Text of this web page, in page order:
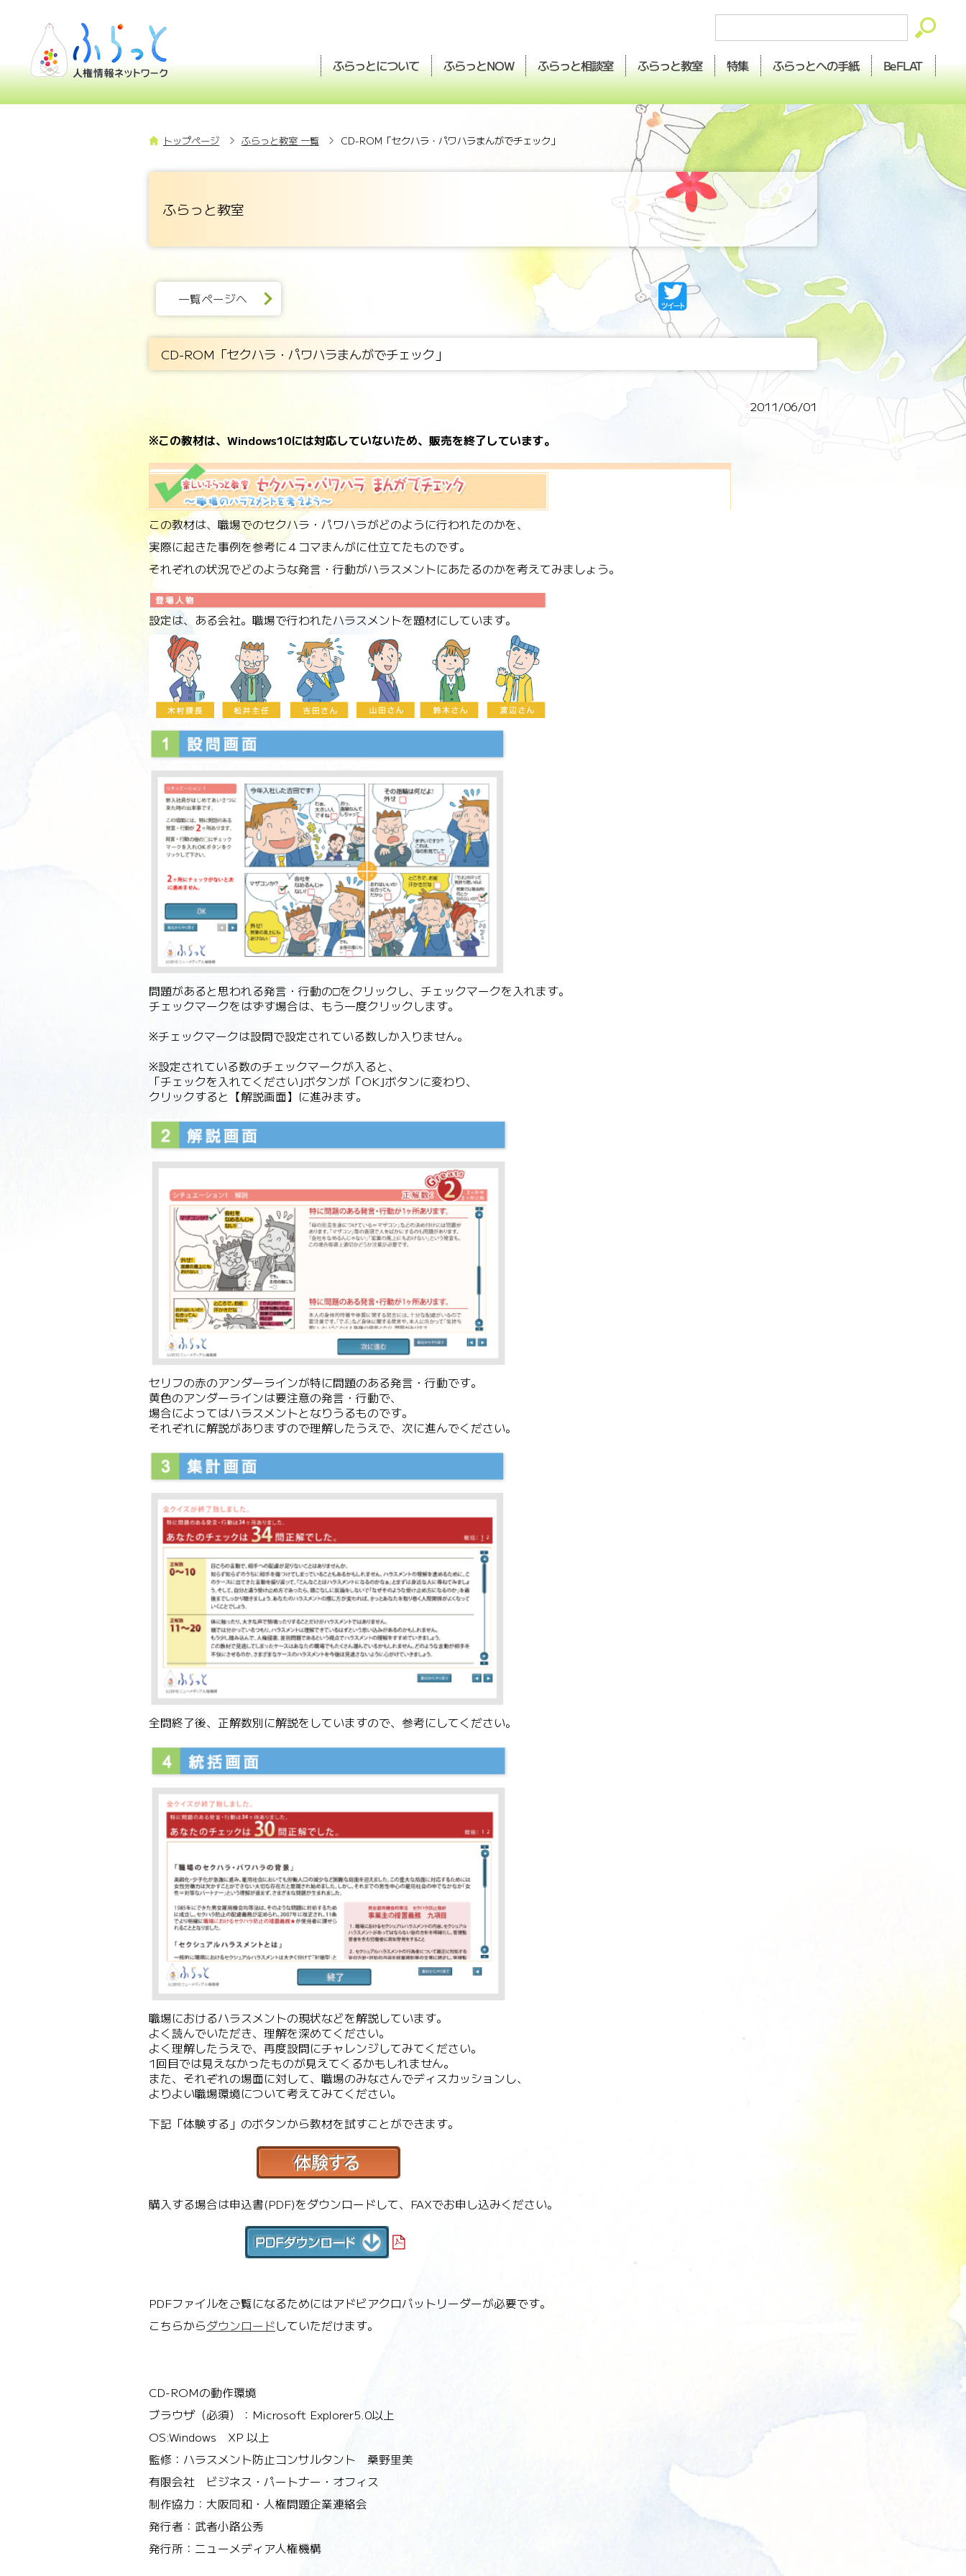
ふらっとについて ふらっとNOW ふらっと相談室 ふらっと教室 特集 ふらっとへの手紙 BeFLAT
トップページ ふらっと教室 一覧 CD-ROM「セクハラ・パワハラまんがでチェック」
ふらっと教室
一覧ページへ
CD-ROM「セクハラ・パワハラまんがでチェック」
2011/06/01
※この教材は、Windows10には対応していないため、販売を終了しています。
この教材は、職場でのセクハラ・パワハラがどのように行われたのかを、
実際に起きた事例を参考に４コマまんがに仕立てたものです。
それぞれの状況でどのような発言・行動がハラスメントにあたるのかを考えてみましょう。
設定は、ある会社。職場で行われたハラスメントを題材にしています。
問題があると思われる発言・行動の□をクリックし、チェックマークを入れます。
チェックマークをはずす場合は、もう一度クリックします。
※チェックマークは設問で設定されている数しか入りません。
※設定されている数のチェックマークが入ると、
「チェックを入れてください｣ボタンが「OK｣ボタンに変わり、
クリックすると【解説画面】に進みます。
セリフの赤のアンダーラインが特に問題のある発言・行動です。
黄色のアンダーラインは要注意の発言・行動で、
場合によってはハラスメントとなりうるものです。
それぞれに解説がありますので理解したうえで、次に進んでください。
全問終了後、正解数別に解説をしていますので、参考にしてください。
職場におけるハラスメントの現状などを解説しています。
よく読んでいただき、理解を深めてください。
よく理解したうえで、再度設問にチャレンジしてみてください。
1回目では見えなかったものが見えてくるかもしれません。
また、それぞれの場面に対して、職場のみなさんでディスカッションし、
よりよい職場環境について考えてみてください。
下記「体験する」のボタンから教材を試すことができます。
購入する場合は申込書(PDF)をダウンロードして、FAXでお申し込みください。
PDFファイルをご覧になるためにはアドビアクロバットリーダーが必要です。
こちらからダウンロードしていただけます。
CD-ROMの動作環境
ブラウザ（必須）：Microsoft Explorer5.0以上
OS:Windows XP 以上
監修：ハラスメント防止コンサルタント 桑野里美
有限会社 ビジネス・パートナー・オフィス
制作協力：大阪同和・人権問題企業連絡会
発行者：武者小路公秀
発行所：ニューメディア人権機構